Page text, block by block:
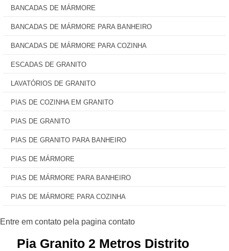
BANCADAS DE MÁRMORE
BANCADAS DE MÁRMORE PARA BANHEIRO
BANCADAS DE MÁRMORE PARA COZINHA
ESCADAS DE GRANITO
LAVATÓRIOS DE GRANITO
PIAS DE COZINHA EM GRANITO
PIAS DE GRANITO
PIAS DE GRANITO PARA BANHEIRO
PIAS DE MÁRMORE
PIAS DE MÁRMORE PARA BANHEIRO
PIAS DE MÁRMORE PARA COZINHA
Pia Granito 2 Metros Distrito